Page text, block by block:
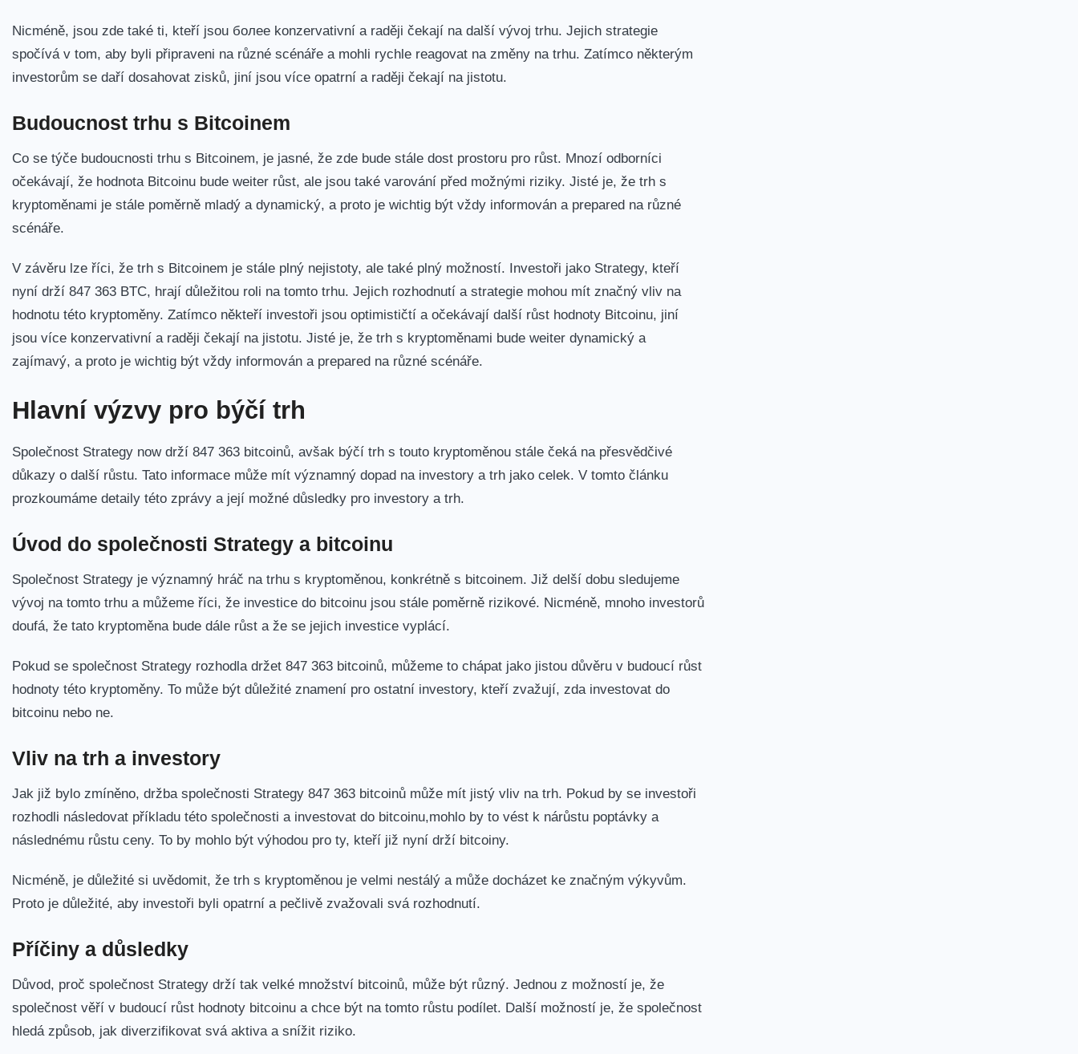
Nicméně, jsou⁢ zde také ti,⁢ kteří jsou более konzervativní a raději čekají na další vývoj trhu. Jejich strategie
spočívá v tom, aby byli připraveni na různé scénáře a mohli rychle reagovat na změny na‌ trhu. Zatímco některým
investorům se daří dosahovat zisků, jiní jsou více opatrní a raději⁣ čekají na jistotu.
Budoucnost trhu s Bitcoinem
Co se‌ týče budoucnosti trhu s​ Bitcoinem, je jasné, že zde bude stále dost ⁣prostoru pro růst.‍ Mnozí odborníci
očekávají, že hodnota Bitcoinu bude weiter růst, ale⁢ jsou také⁤ varování před možnými riziky. Jisté je, že trh s
kryptoměnami je stále poměrně mladý a dynamický, a proto je wichtig být ​vždy informován a prepared ​na různé
scénáře.
V závěru lze říci, že trh s Bitcoinem je stále plný nejistoty, ale⁤ také plný‍ možností. Investoři jako Strategy, kteří
‍nyní drží ⁢847 363 BTC, hrají ​důležitou roli na tomto trhu. Jejich ‌rozhodnutí a strategie mohou mít značný vliv na
hodnotu ⁢této kryptoměny. ⁢Zatímco někteří investoři‍ jsou optimističtí a očekávají další ‍růst hodnoty Bitcoinu, jiní
jsou více konzervativní a raději čekají na jistotu. ⁤Jisté je, že trh s kryptoměnami bude ⁤weiter dynamický a
‍zajímavý, ⁤a‍ proto je wichtig být vždy informován a prepared na různé scénáře.
Hlavní ⁢výzvy pro býčí trh
Společnost Strategy now drží 847 363 bitcoinů, avšak býčí trh s touto kryptoměnou stále čeká na přesvědčivé
důkazy o další růstu. Tato informace může mít⁢ významný dopad na investory a trh jako‍ celek. V tomto článku
prozkoumáme detaily této zprávy a její možné důsledky pro investory a trh.
Úvod do společnosti Strategy a bitcoinu
Společnost Strategy ⁣je významný hráč na trhu s kryptoměnou, konkrétně s bitcoinem. Již delší dobu sledujeme
vývoj na tomto ⁤trhu ‍a můžeme říci, že investice do bitcoinu jsou stále poměrně rizikové. Nicméně, ⁢mnoho⁤ investorů
doufá, že tato ‍kryptoměna bude dále růst a že se jejich investice⁣ vyplácí.
Pokud se ⁣společnost Strategy rozhodla držet 847 363 bitcoinů, můžeme to chápat jako jistou důvěru v budoucí růst
hodnoty této kryptoměny. To může být ⁣důležité znamení pro ostatní investory, kteří zvažují, zda investovat do
bitcoinu nebo ne.
Vliv ⁣na trh a⁤ investory
Jak již bylo zmíněno, držba společnosti Strategy 847​ 363 bitcoinů může mít jistý vliv na trh. Pokud by se investoři
rozhodli následovat příkladu⁢ této‌ společnosti a investovat do bitcoinu,mohlo by to vést k nárůstu poptávky a
následnému růstu ceny. To by mohlo být výhodou pro ty, ⁢kteří již nyní ​drží bitcoiny.
Nicméně, je důležité si uvědomit, že trh s kryptoměnou je velmi‍ nestálý a může docházet⁣ ke značným výkyvům.‌
Proto je důležité, aby investoři byli opatrní a pečlivě zvažovali⁤ svá rozhodnutí.
Příčiny a důsledky
Důvod, proč společnost Strategy drží tak velké množství⁢ bitcoinů, může být různý. Jednou z možností je, že
společnost věří v ⁢budoucí růst hodnoty bitcoinu a chce být na tomto růstu podílet. Další možností je, že společnost
hledá způsob, jak diverzifikovat svá ​aktiva a ​snížit riziko.